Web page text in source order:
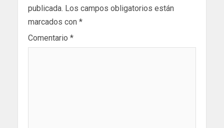
publicada. Los campos obligatorios están
marcados con *
Comentario *